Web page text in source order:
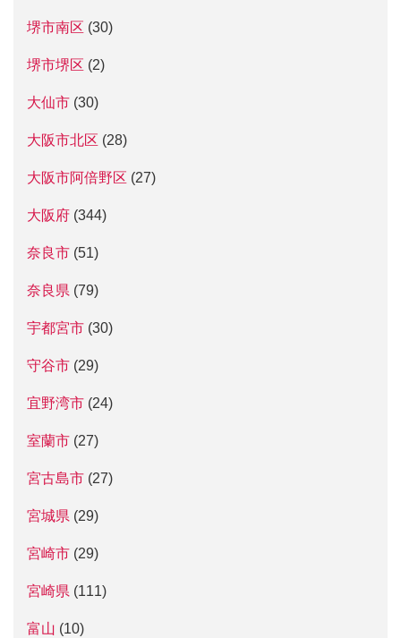
堺市南区 (30)
堺市堺区 (2)
大仙市 (30)
大阪市北区 (28)
大阪市阿倍野区 (27)
大阪府 (344)
奈良市 (51)
奈良県 (79)
宇都宮市 (30)
守谷市 (29)
宜野湾市 (24)
室蘭市 (27)
宮古島市 (27)
宮城県 (29)
宮崎市 (29)
宮崎県 (111)
富山 (10)